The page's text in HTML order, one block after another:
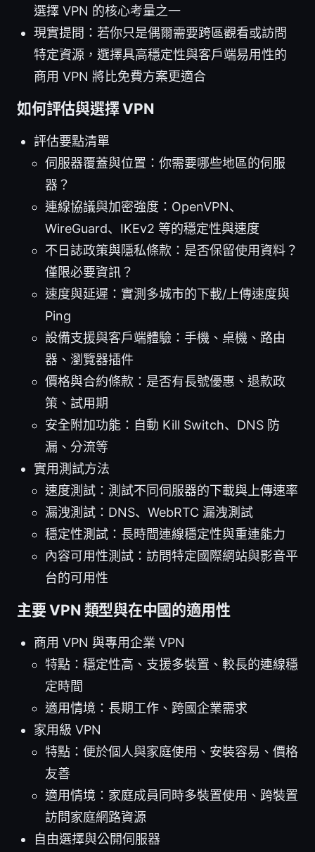
選擇 VPN 的核心考量之一
現實提問：若你只是偶爾需要跨區觀看或訪問
特定資源，選擇具高穩定性與客戶端易用性的
商用 VPN 將比免費方案更適合
如何評估與選擇 VPN
評估要點清單
伺服器覆蓋與位置：你需要哪些地區的伺服
器？
連線協議與加密強度：OpenVPN、
WireGuard、IKEv2 等的穩定性與速度
不日誌政策與隱私條款：是否保留使用資料？
僅限必要資訊？
速度與延遲：實測多城市的下載/上傳速度與
Ping
設備支援與客戶端體驗：手機、桌機、路由
器、瀏覽器插件
價格與合約條款：是否有長號優惠、退款政
策、試用期
安全附加功能：自動 Kill Switch、DNS 防
漏、分流等
實用測試方法
速度測試：測試不同伺服器的下載與上傳速率
漏洩測試：DNS、WebRTC 漏洩測試
穩定性測試：長時間連線穩定性與重連能力
內容可用性測試：訪問特定國際網站與影音平
台的可用性
主要 VPN 類型與在中國的適用性
商用 VPN 與專用企業 VPN
特點：穩定性高、支援多裝置、較長的連線穩
定時間
適用情境：長期工作、跨國企業需求
家用級 VPN
特點：便於個人與家庭使用、安裝容易、價格
友善
適用情境：家庭成員同時多裝置使用、跨裝置
訪問家庭網路資源
自由選擇與公開伺服器